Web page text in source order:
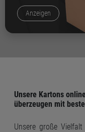
Anzeigen
Unsere Kartons
überzeugen mit
Unsere große